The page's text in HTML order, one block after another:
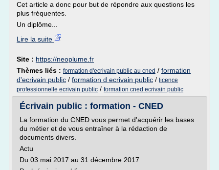
Cet article a donc pour but de répondre aux questions les
plus fréquentes.
Un diplôme...
Lire la suite
Site : https://neoplume.fr
Thèmes liés : formation d'ecrivain public au cned / formation
d'ecrivain public / formation d ecrivain public / licence
professionnelle ecrivain public / formation cned ecrivain public
Écrivain public : formation - CNED
La formation du CNED vous permet d'acquérir les bases
du métier et de vous entraîner à la rédaction de
documents divers.
Actu
Du 03 mai 2017 au 31 décembre 2017